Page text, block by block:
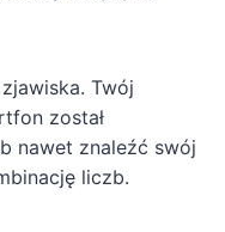
Twój
został
nawet znaleźć swój
liczb.